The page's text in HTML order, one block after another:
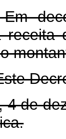
receita
4 de